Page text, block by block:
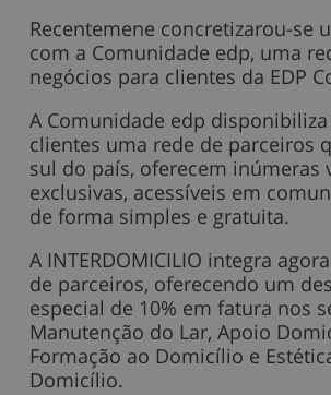
Recentemene concretizarou-se
com a Comunidade edp, uma
negócios para clientes da EDP
A Comunidade edp disponibiliza
clientes uma rede de parceiros
sul do país, oferecem inúmeras
exclusivas, acessíveis em
de forma simples e gratuita.
A INTERDOMICILIO integra
de parceiros, oferecendo um
especial de 10% em fatura nos
Manutenção do Lar, Apoio
Formação ao Domicílio e
Domicílio.